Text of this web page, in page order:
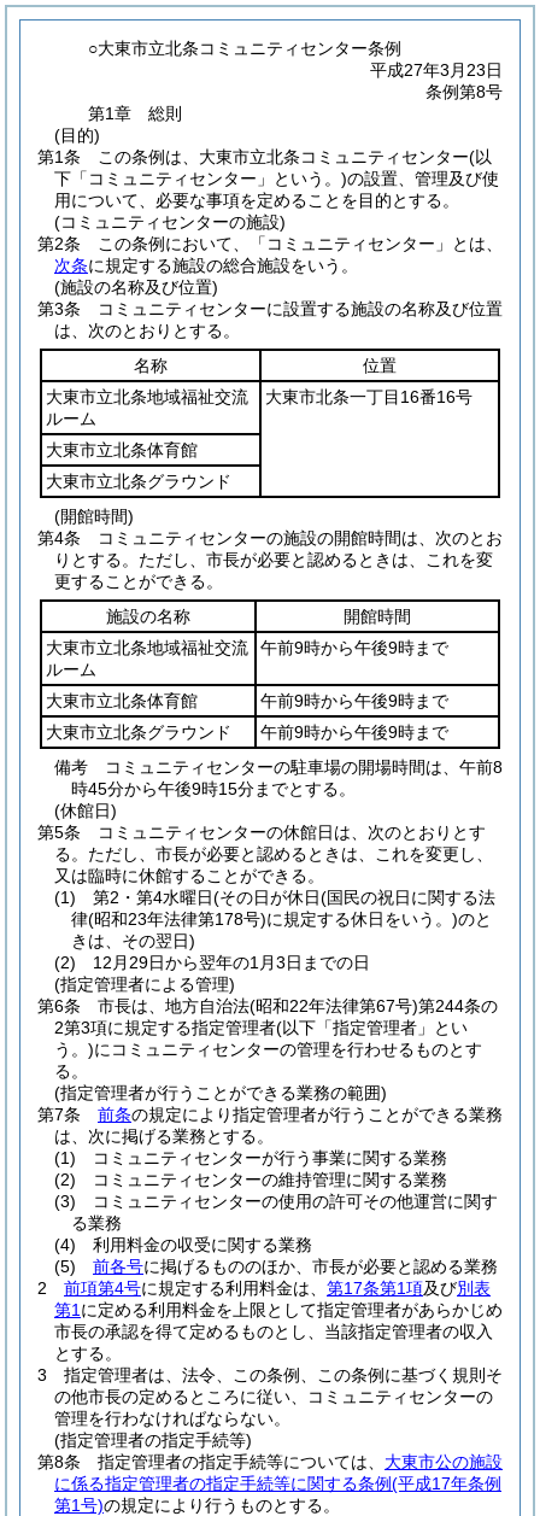
○大東市立北条コミュニティセンター条例
平成27年3月23日
条例第8号
第1章
総則
(目的)
第1条
この条例は、大東市立北条コミュニティセンター(以
下「コミュニティセンター」という。)の設置、管理及び使
用について、必要な事項を定めることを目的とする。
(コミュニティセンターの施設)
第2条
この条例において、「コミュニティセンター」とは、
次条に規定する施設の総合施設をいう。
(施設の名称及び位置)
第3条
コミュニティセンターに設置する施設の名称及び位置
は、次のとおりとする。
名称
位置
大東市立北条地域福祉交流
ルーム
大東市北条一丁目16番16号
大東市立北条体育館
大東市立北条グラウンド
(開館時間)
第4条
コミュニティセンターの施設の開館時間は、次のとお
りとする。 ただし、市長が必要と認めるときは、これを変
更することができる。
施設の名称
開館時間
大東市立北条地域福祉交流
ルーム
午前9時から午後9時まで
大東市立北条体育館
午前9時から午後9時まで
大東市立北条グラウンド
午前9時から午後9時まで
備考 コミュニティセンターの駐車場の開場時間は、午前8
時45分から午後9時15分までとする。
(休館日)
第5条
コミュニティセンターの休館日は、次のとおりとす
る。 ただし、市長が必要と認めるときは、これを変更し、
又は臨時に休館することができる。
(1)
第2・第4水曜日(その日が休日(国民の祝日に関する法
律(昭和23年法律第178号)に規定する休日をいう。)のと
きは、その翌日)
(2)
12月29日から翌年の1月3日までの日
(指定管理者による管理)
第6条
市長は、地方自治法(昭和22年法律第67号)第244条の
2第3項に規定する指定管理者(以下「指定管理者」とい
う。)にコミュニティセンターの管理を行わせるものとす
る。
(指定管理者が行うことができる業務の範囲)
第7条
前条の規定により指定管理者が行うことができる業務
は、次に掲げる業務とする。
(1)
コミュニティセンターが行う事業に関する業務
(2)
コミュニティセンターの維持管理に関する業務
(3)
コミュニティセンターの使用の許可その他運営に関す
る業務
(4)
利用料金の収受に関する業務
(5)
前各号に掲げるもののほか、市長が必要と認める業務
2
前項第4号に規定する利用料金は、 第17条第1項及び別表
第1 に定める利用料金を上限として指定管理者があらかじめ
市長の承認を得て定めるものとし、当該指定管理者の収入
とする。
3
指定管理者は、法令、この条例、この条例に基づく規則そ
の他市長の定めるところに従い、コミュニティセンターの
管理を行わなければならない。
(指定管理者の指定手続等)
第8条
指定管理者の指定手続等については、 大東市公の施設
に係る指定管理者の指定手続等に関する条例(平成17年条例
第1号)の規定により行うものとする。